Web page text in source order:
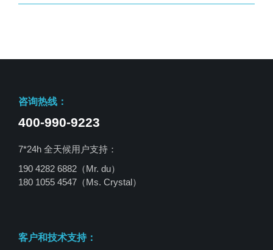
咨询热线：
400-990-9223
7*24h 全天候用户支持：
190 4282 6882（Mr. du）
180 1055 4547 （Ms. Crystal）
客户和技术支持：